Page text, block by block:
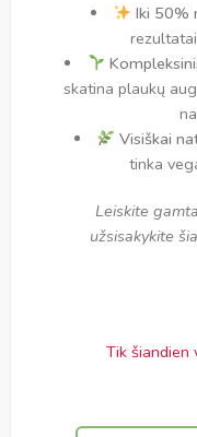
Iki 50%
skatina plaukų
Visiškai
tinka
Leiskite
užsisakykite
Tik šiandien